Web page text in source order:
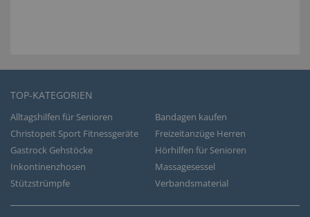
TOP-KATEGORIEN
Alltagshilfen für Senioren
Bandagen kaufen
Christopeit Sport Fitnessgeräte
Freizeitanzüge Herren
Gastrock Gehstöcke
Hörhilfen für Senioren
Inkontinenzhosen
Massagesessel
Stützstrümpfe
Verbandsmaterial